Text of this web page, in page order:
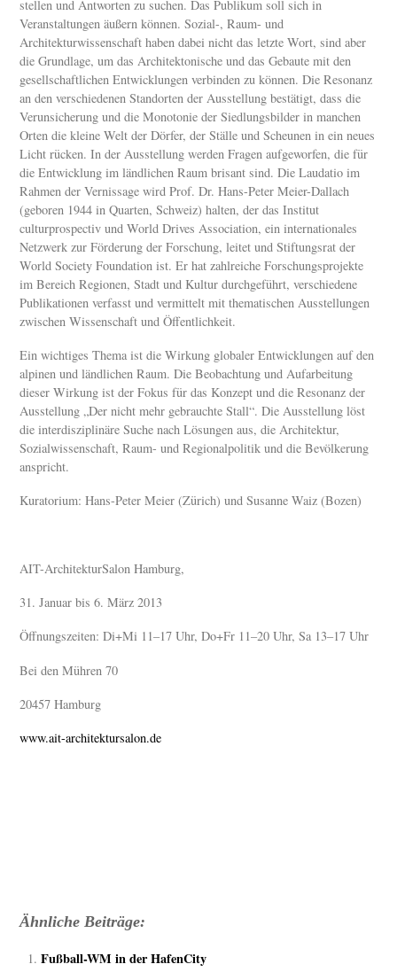
stellen und Antworten zu suchen. Das Publikum soll sich in
Veranstaltungen äußern können. Sozial-, Raum- und
Architekturwissenschaft haben dabei nicht das letzte Wort, sind aber
die Grundlage, um das Architektonische und das Gebaute mit den
gesellschaftlichen Entwicklungen verbinden zu können. Die Resonanz
an den verschiedenen Standorten der Ausstellung bestätigt, dass die
Verunsicherung und die Monotonie der Siedlungsbilder in manchen
Orten die kleine Welt der Dörfer, der Ställe und Scheunen in ein neues
Licht rücken. In der Ausstellung werden Fragen aufgeworfen, die für
die Entwicklung im ländlichen Raum brisant sind. Die Laudatio im
Rahmen der Vernissage wird Prof. Dr. Hans-Peter Meier-Dallach
(geboren 1944 in Quarten, Schweiz) halten, der das Institut
culturprospectiv und World Drives Association, ein internationales
Netzwerk zur Förderung der Forschung, leitet und Stiftungsrat der
World Society Foundation ist. Er hat zahlreiche Forschungsprojekte
im Bereich Regionen, Stadt und Kultur durchgeführt, verschiedene
Publikationen verfasst und vermittelt mit thematischen Ausstellungen
zwischen Wissenschaft und Öffentlichkeit.
Ein wichtiges Thema ist die Wirkung globaler Entwicklungen auf den
alpinen und ländlichen Raum. Die Beobachtung und Aufarbeitung
dieser Wirkung ist der Fokus für das Konzept und die Resonanz der
Ausstellung „Der nicht mehr gebrauchte Stall“. Die Ausstellung löst
die interdisziplinäre Suche nach Lösungen aus, die Architektur,
Sozialwissenschaft, Raum- und Regionalpolitik und die Bevölkerung
anspricht.
Kuratorium: Hans-Peter Meier (Zürich) und Susanne Waiz (Bozen)
AIT-ArchitekturSalon Hamburg,
31. Januar bis 6. März 2013
Öffnungszeiten: Di+Mi 11–17 Uhr, Do+Fr 11–20 Uhr, Sa 13–17 Uhr
Bei den Mühren 70
20457 Hamburg
www.ait-architektursalon.de
Ähnliche Beiträge:
Fußball-WM in der HafenCity